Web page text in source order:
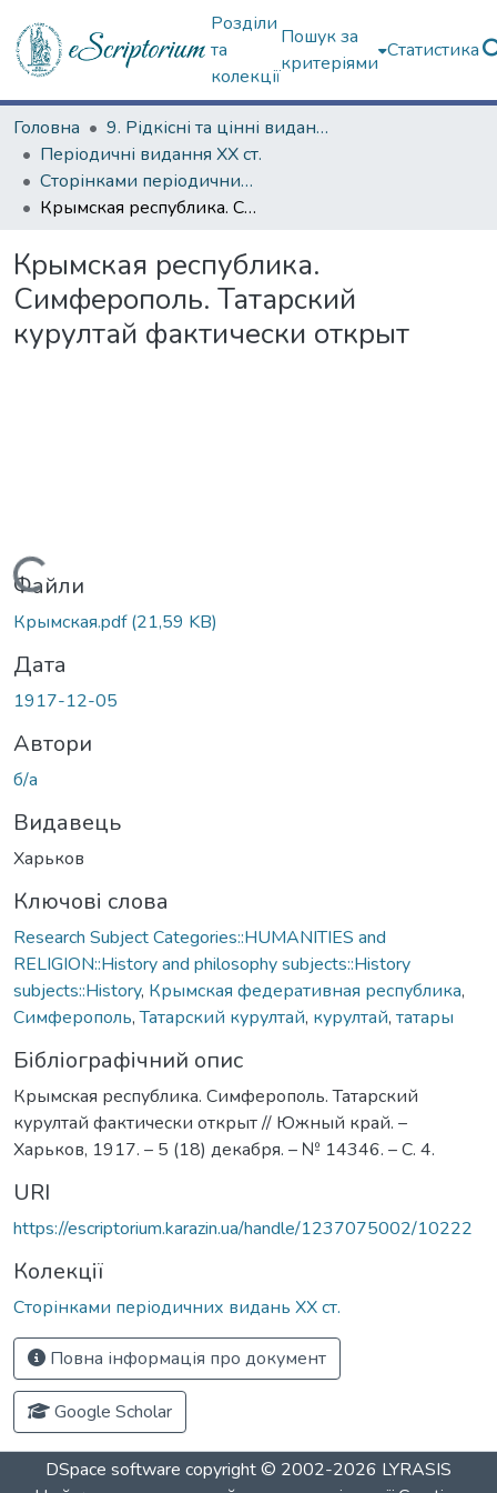
Розділи
та
колекції
Пошук за
критеріями
Статистика
Головна
9. Рідкісні та цінні видання
Періодичні видання ХХ ст.
Сторінками періодичних видань ХХ ст.
Крымская республика. Симферополь. Татарский курултай фактически открыт
Крымская республика.
Симферополь. Татарский
курултай фактически открыт
Вантажиться...
Файли
Крымская.pdf(21,59 KB)
Дата
1917-12-05
Автори
б/а
Видавець
Харьков
Ключові слова
Research Subject Categories::HUMANITIES and
RELIGION::History and philosophy subjects::History
subjects::History, Крымская федеративная республика,
Симферополь,Татарский курултай, курултай, татары
Бібліографічний опис
Крымская республика. Симферополь. Татарский
курултай фактически открыт // Южный край. –
Харьков, 1917. – 5 (18) декабря. – № 14346. – С. 4.
URI
https://escriptorium.karazin.ua/handle/1237075002/10222
Колекції
Сторінками періодичних видань ХХ ст.
Повна інформація про документ
Google Scholar
DSpace software copyright © 2002-2026 LYRASIS